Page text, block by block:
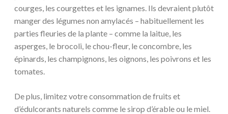
courges, les courgettes et les ignames. Ils devraient plutôt
manger des légumes non amylacés – habituellement les
parties fleuries de la plante – comme la laitue, les
asperges, le brocoli, le chou-fleur, le concombre, les
épinards, les champignons, les oignons, les poivrons et les
tomates.
De plus, limitez votre consommation de fruits et
d’édulcorants naturels comme le sirop d’érable ou le miel.